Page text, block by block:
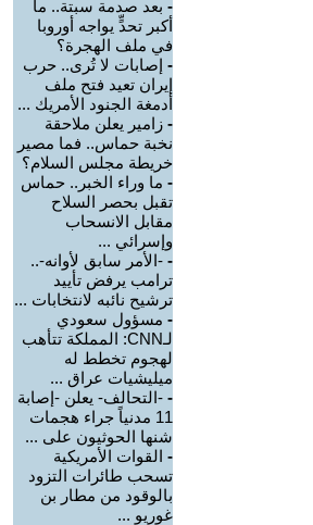
- بعد صدمة سبتة.. ما
أكبر تحدٍّ يواجه أوروبا
في ملف الهجرة؟
- إصابات لا تُرى.. حرب
إيران تعيد فتح ملف
أدمغة الجنود الأمريك ...
- زامير يعلن ملاحقة
نخبة حماس.. فما مصير
خريطة مجلس السلام؟
- ما وراء الخبر.. حماس
تقبل بحصر السلاح
مقابل الانسحاب
وإسرائي ...
- -الأمر سابق لأوانه-..
ترامب يرفض تأييد
ترشيح نائبه لانتخابات ...
- مسؤول سعودي
لـCNN: المملكة تتأهب
لهجوم تخطط له
ميليشيات عراق ...
- -التحالف- يعلن -إصابة
11 مدنياً جراء هجمات
شنها الحوثيون على ...
- القوات الأمريكية
تسحب طائرات التزود
بالوقود من مطار بن
غوريو ...